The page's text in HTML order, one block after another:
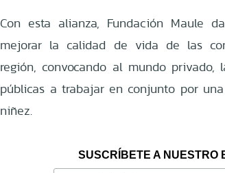
Con esta alianza, Fundación Maule
mejorar la calidad de vida de las
región, convocando al mundo
públicas a trabajar en conjunto por
niñez.
SUSCRÍBETE A NUESTRO